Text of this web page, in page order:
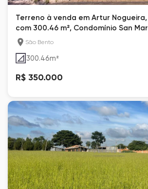
Terreno à venda em Artur
com 300.46 m², Condomínio San
São Bento
300.46m²
R$ 350.000